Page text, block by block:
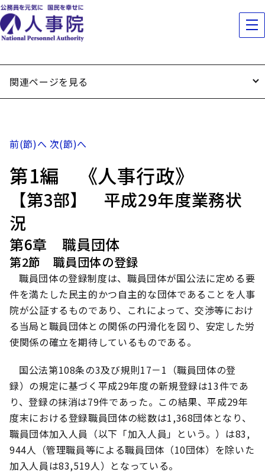
関連ページを見る
前(節)へ 次(節)へ
第1編 《人事行政》
【第3部】 平成29年度業務状
況
第6章 職員団体
第2節 職員団体の登録
職員団体の登録制度は、職員団体が国公法に定める要
件を満たした民主的かつ自主的な団体であることを人事
院が公証するものであり、これによって、交渉等におけ
る当局と職員団体との関係の円滑化を図り、安定した労
使関係の確立を期待しているものである。
国公法第108条の3及び規則17－1（職員団体の登
録）の規定に基づく平成29年度の新規登録は13件であ
り、登録の抹消は79件であった。この結果、平成29年
度末における登録職員団体の総数は1,368団体となり、
職員団体加入人員（以下「加入人員」という。）は83,
944人（管理職員等による職員団体（10団体）を除いた
加入人員は83,519人）となっている。